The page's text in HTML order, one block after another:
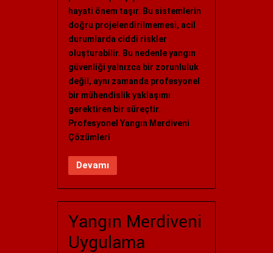
hayati önem taşır. Bu sistemlerin
doğru projelendirilmemesi, acil
durumlarda ciddi riskler
oluşturabilir. Bu nedenle yangın
güvenliği yalnızca bir zorunluluk
değil, aynı zamanda profesyonel
bir mühendislik yaklaşımı
gerektiren bir süreçtir.
Profesyonel Yangın Merdiveni
Çözümleri
Devamı
Yangın Merdiveni
Uygulama